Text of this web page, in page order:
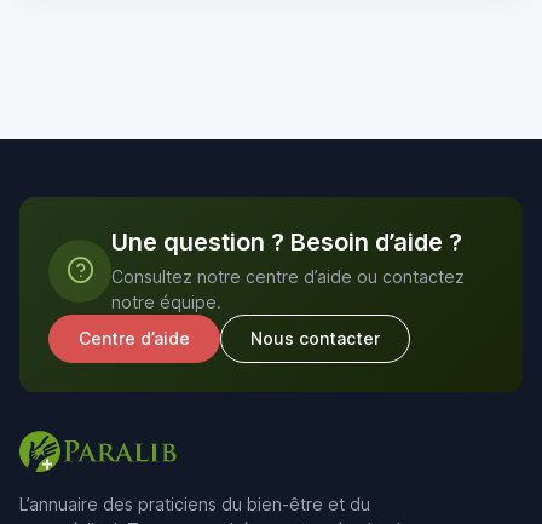
Une question ? Besoin d’aide ?
Consultez notre centre d’aide ou contactez
notre équipe.
Centre d’aide
Nous contacter
L’annuaire des praticiens du bien-être et du